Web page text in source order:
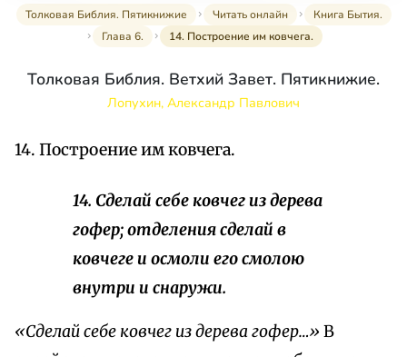
Толковая Библия. Пятикнижие Читать онлайн
Книга Бытия.
Глава 6.
14. Построение им ковчега.
Толковая Библия. Ветхий Завет. Пятикнижие.
Лопухин, Александр Павлович
14. Построение им ковчега.
14. Сделай себе ковчег из дерева
гофер; отделения сделай в
ковчеге и осмоли его смолою
внутри и снаружи.
«Сделай себе ковчег из дерева гофер…» В